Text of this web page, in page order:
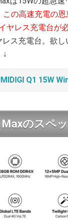
この高速充電の
ヤレス充電台が
レス充電台。欲
↓
Q1 15W
Maxのスペ